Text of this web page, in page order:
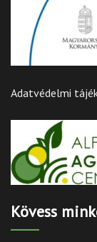
Adatvédelmi
Kövess